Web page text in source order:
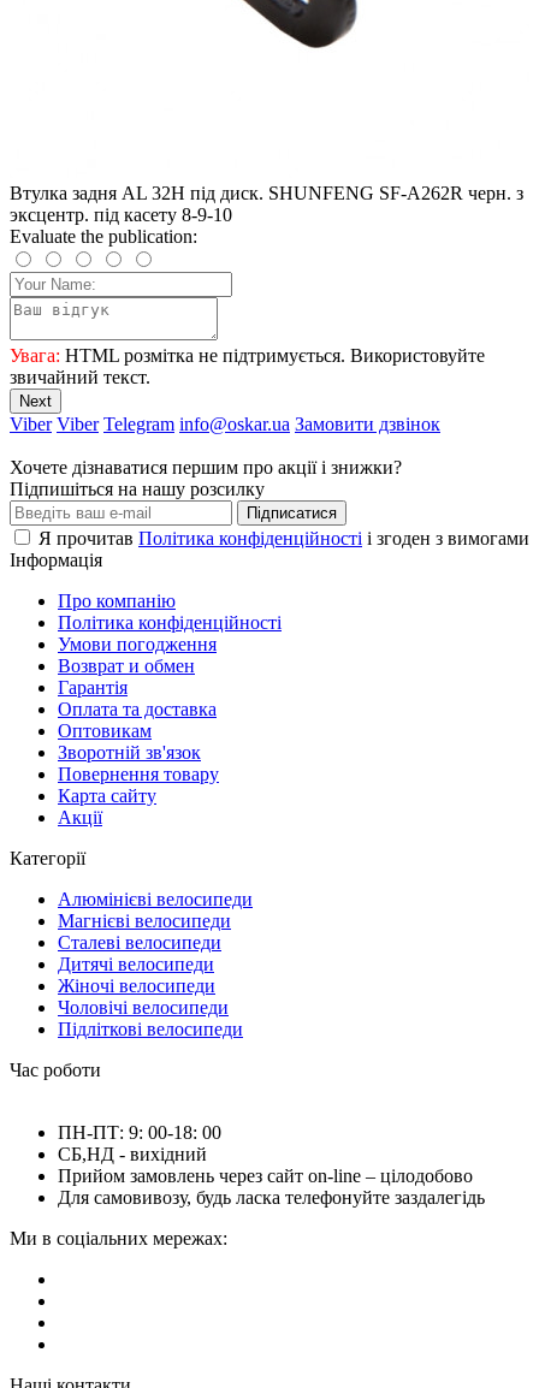
Втулка задня AL 32H під диск. SHUNFENG SF-A262R черн. з
эксцентр. під касету 8-9-10
Evaluate the publication:
Увага: HTML розмітка не підтримується. Використовуйте
звичайний текст.
Next
Viber Viber Telegram info@oskar.ua Замовити дзвінок
Хочете дізнаватися першим про акції і знижки?
Підпишіться на нашу розсилку
Підписатися
Я прочитав Політика конфіденційності і згоден з вимогами
Інформація
Про компанію
Політика конфіденційності
Умови погодження
Возврат и обмен
Гарантія
Оплата та доставка
Оптовикам
Зворотній зв'язок
Повернення товару
Карта сайту
Акції
Категорії
Алюмінієві велосипеди
Магнієві велосипеди
Сталеві велосипеди
Дитячі велосипеди
Жіночі велосипеди
Чоловічі велосипеди
Підліткові велосипеди
Час роботи
ПН-ПТ: 9: 00-18: 00
СБ,НД - вихідний
Прийом замовлень через сайт on-line – цілодобово
Для самовивозу, будь ласка телефонуйте заздалегідь
Ми в соціальних мережах: